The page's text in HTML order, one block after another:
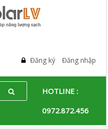
Đăng ký Đăng nhập
HOTLINE :
0972.872.456